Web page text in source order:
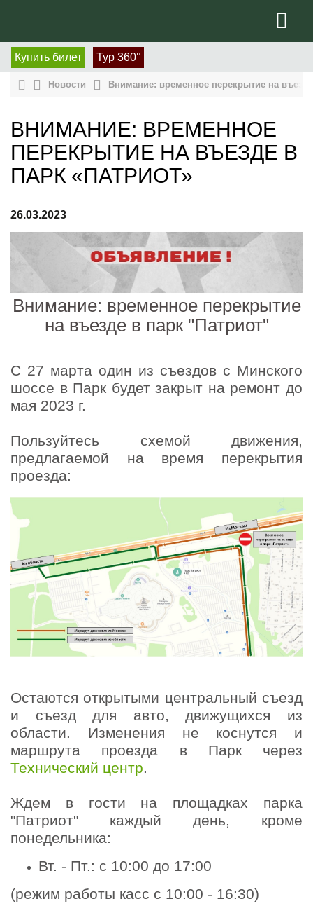
Купить билет Тур 360°
Новости Внимание: временное перекрытие на
ВНИМАНИЕ: ВРЕМЕННОЕ
ПЕРЕКРЫТИЕ НА ВЪЕЗДЕ В
ПАРК «ПАТРИОТ»
26.03.2023
Внимание: временное перекрытие
на въезде в парк "Патриот"
С 27 марта один из съездов с Минского
шоссе в Парк будет закрыт на ремонт до
мая 2023 г.
Пользуйтесь схемой движения,
предлагаемой на время перекрытия
проезда:
Остаются открытыми центральный съезд
и съезд для авто, движущихся из
области. Изменения не коснутся и
маршрута проезда в Парк через
Технический центр.
Ждем в гости на площадках парка
"Патриот" каждый день, кроме
понедельника:
Вт. - Пт.: с 10:00 до 17:00
(режим работы касс с 10:00 - 16:30)